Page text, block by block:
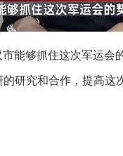
能够抓住这次军运会
研究和合作，提高这